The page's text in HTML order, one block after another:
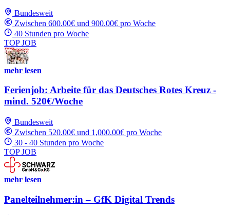
Bundesweit
Zwischen 600.00€ und 900.00€ pro Woche
40 Stunden pro Woche
TOP JOB
mehr lesen
Ferienjob: Arbeite für das Deutsches Rotes Kreuz -
mind. 520€/Woche
Bundesweit
Zwischen 520.00€ und 1,000.00€ pro Woche
30 - 40 Stunden pro Woche
TOP JOB
mehr lesen
Panelteilnehmer:in – GfK Digital Trends